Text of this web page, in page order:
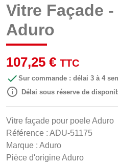
Vitre Façade -
Aduro
107,25 € TTC
 Sur commande : délai 3 à 4
 Délai sous réserve de
Vitre façade pour poele Aduro
Référence : ADU-51175
Marque : Aduro
Pièce d'origine Aduro